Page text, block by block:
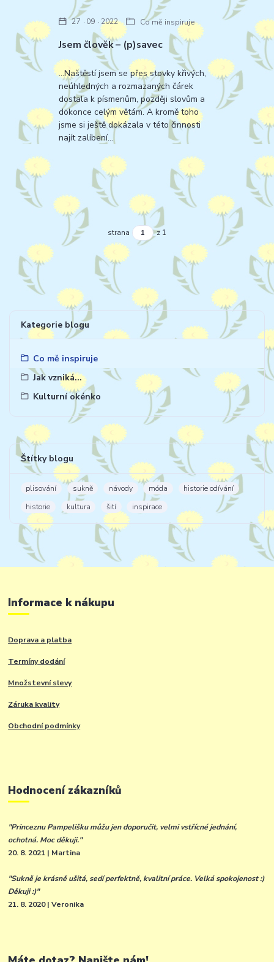
Kategorie blogu
Co mě inspiruje
Jak vzniká...
Kulturní okénko
Štítky blogu
plisování sukně návody móda
historie odívání
historie
kultura šití inspirace
Jsem člověk – (p)savec
27 09 2022 Co mě inspiruje
...Naštěstí jsem se přes stovky křivých,
neúhledných a rozmazaných čárek
dostala k písmenům, později slovům a
dokonce celým větám. A kromě toho
jsme si ještě dokázala v této činnosti
najít zalíbení...
strana z 1
Informace k nákupu
Doprava a platba
Termíny dodání
Množstevní slevy
Záruka kvality
Obchodní podmínky
Hodnocení zákazníků
"Princeznu Pampelišku můžu jen doporučit, velmi vstřícné jednání,
ochotná. Moc děkuji."
20. 8. 2021 | Martina
"Sukně je krásně ušitá, sedí perfektně, kvalitní práce. Velká spokojenost :)
Děkuji :)"
21. 8. 2020 | Veronika